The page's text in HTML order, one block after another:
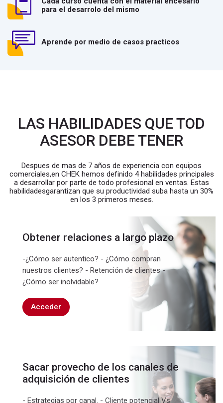
para el desarrolo del mismo
Aprende por medio de casos practicos
LAS HABILIDADES QUE TOD
ASESOR DEBE TENER
Despues de mas de 7 años de experiencia con equipos
comerciales,en CHEK hemos definido 4 habilidades principales
a desarrollar por parte de todo profesional en ventas. Estas
habilidadesgarantizan que su productividad suba hasta un 30%
en los 3 primeros meses.
Obtener relaciones a largo plazo
-¿Cómo ser autentico? - ¿Cómo compran
nuestros clientes? - Retención de clientes -
¿Cómo ser inolvidable?
Acceder
Sacar provecho de los canales de
adquisición de clientes
- Estrategias por canal. - Cliente potencial Vs